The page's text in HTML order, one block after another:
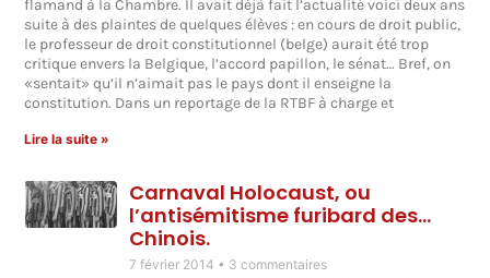
flamand à la Chambre. Il avait déjà fait l’actualité voici deux ans
suite à des plaintes de quelques élèves : en cours de droit public,
le professeur de droit constitutionnel (belge) aurait été trop
critique envers la Belgique, l’accord papillon, le sénat… Bref, on
«sentait» qu’il n’aimait pas le pays dont il enseigne la
constitution. Dans un reportage de la RTBF à charge et
Lire la suite »
Carnaval Holocaust, ou
l’antisémitisme furibard des…
Chinois.
7 février 2014 3 commentaires